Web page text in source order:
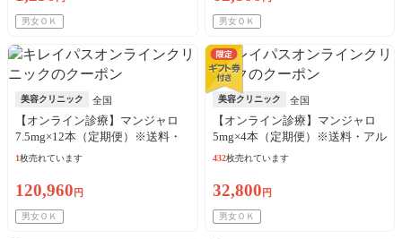
男女ＯＫ 男女ＯＫ
美容クリニック 全国
【オンライン診療】マンジャロ
7.5mg×12本（定期便）※送料・
アルコール綿・診察料込
1枚売れています
120,960 円
男女ＯＫ
美容クリニック 全国
【オンライン診療】マンジャロ
5mg×4本（定期便）※送料・アル
コール綿・診察料込
432枚売れています
32,800 円
男女ＯＫ